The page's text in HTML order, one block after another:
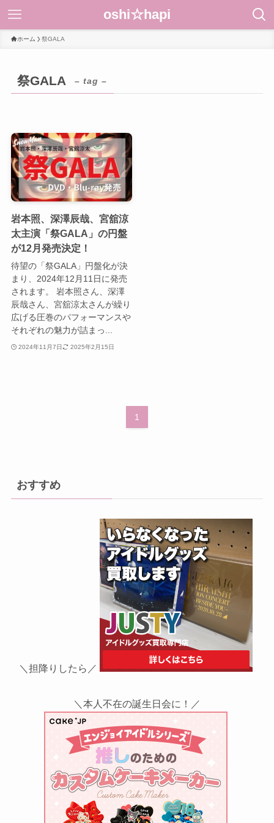
oshi☆hapi
ホーム 祭GALA
祭GALA – tag –
岩本照、深澤辰哉、宮舘涼
太主演「祭GALA」の円盤
が12月発売決定！
待望の「祭GALA」円盤化が決
まり、2024年12月11日に発売
されます。 岩本照さん、深澤
辰哉さん、宮舘涼太さんが繰り
広げる圧巻のパフォーマンスや
それぞれの魅力が詰まっ...
2024年11月7日 2025年2月15日
1
おすすめ
＼担降りしたら／
＼本人不在の誕生日会に！／